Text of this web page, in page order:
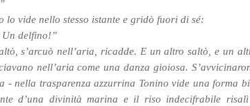
lo vide nello stesso istante e gridò fuori di sé:
delfino!”
s’arcuò nell’aria, ricadde. E un altro saltò, e un
nell’aria come una danza gioiosa.
- nella trasparenza azzurrina Tonino vide una forma
d’una divinità marina e il riso indecifrabile